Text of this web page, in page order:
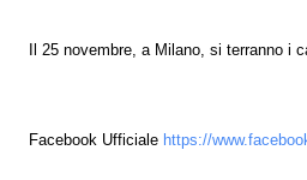
Il 25 novembre, a Milano, si terranno i
Facebook Ufficiale https://